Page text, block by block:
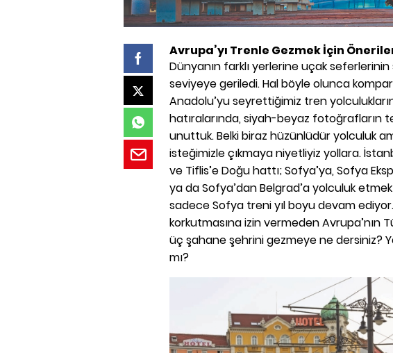
Avrupa’yı Trenle Gezmek İçin
Dünyanın farklı yerlerine uçak seferlerinin
seviyeye geriledi. Hal böyle olunca
Anadolu’yu seyrettiğimiz tren
hatıralarında, siyah-beyaz fotoğrafların
unuttuk. Belki biraz hüzünlüdür yolculuk
isteğimizle çıkmaya niyetliyiz yollara.
ve Tiflis’e Doğu hattı; Sofya’ya, Sofya
ya da Sofya’dan Belgrad’a yolculuk
sadece Sofya treni yıl boyu devam
korkutmasına izin vermeden Avrupa’nın
üç şahane şehrini gezmeye ne dersiniz?
mı?